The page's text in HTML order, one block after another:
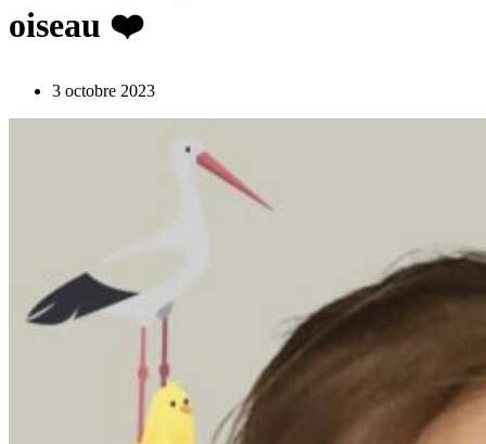
oiseau ❤️
3 octobre 2023